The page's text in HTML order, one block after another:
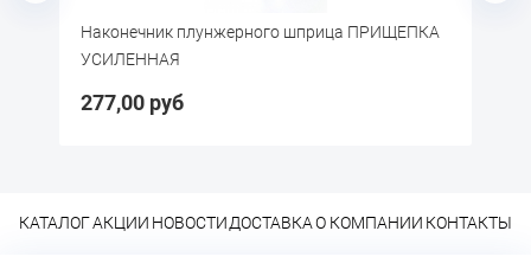
Наконечник плунжерного шприца ПРИЩЕПКА
УСИЛЕННАЯ
277,00 руб
КАТАЛОГАКЦИИ НОВОСТИДОСТАВКА О КОМПАНИИ КОНТАКТЫ